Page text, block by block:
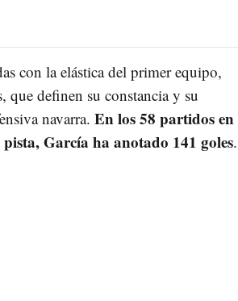
con la elástica del primer equipo,
que definen su constancia y su
navarra. En los 58 partidos en
García ha anotado 141 goles.